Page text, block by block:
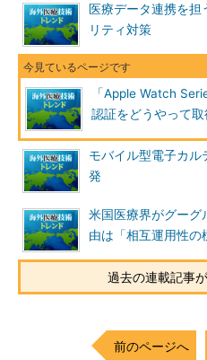
医療データ連携を担
リティ対策
「Apple Watch
認証をどうやって
モバイル型電子カル
発
米国医療界がグーグ
由は「相互運用性の
過去の連載記事
前のページへ